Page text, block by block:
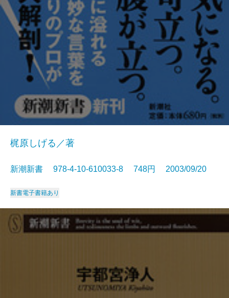
梶原しげる／著
新潮新書 978-4-10-610033-8 748円 2003/09/20
新書電子書籍あり